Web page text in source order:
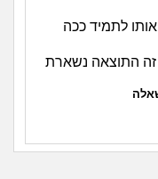
לתמיד ככה
התוצאה נשארת